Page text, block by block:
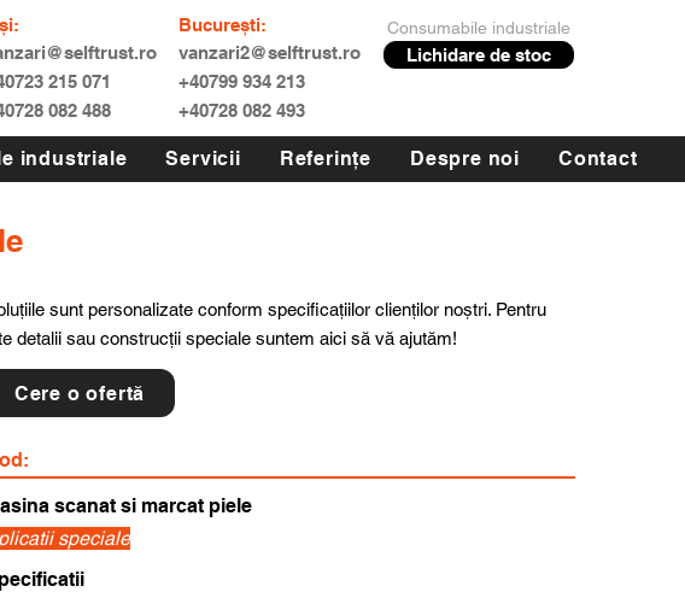
215 071
082 488
București:
vanzari2@selftrust.ro
+40799 934 213
+40728 082 493
Consumabile industriale
Lichidare de stoc
industriale Servicii Referințe Despre noi Contact
sunt personalizate conform specificațiilor clienților noștri. Pentru
detalii sau construcții speciale suntem aici să vă ajutăm!
Cere o ofertă
scanat si marcat piele
speciale